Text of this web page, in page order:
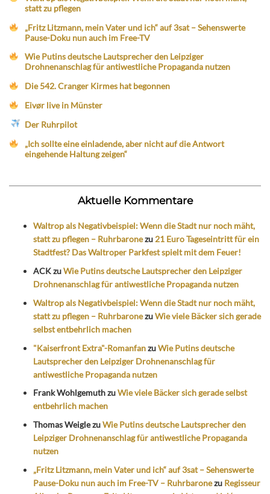
statt zu pflegen
„Fritz Litzmann, mein Vater und ich“ auf 3sat – Sehenswerte
Pause-Doku nun auch im Free-TV
Wie Putins deutsche Lautsprecher den Leipziger
Drohnenanschlag für antiwestliche Propaganda nutzen
Die 542. Cranger Kirmes hat begonnen
Eivør live in Münster
Der Ruhrpilot
„Ich sollte eine einladende, aber nicht auf die Antwort
eingehende Haltung zeigen“
Aktuelle Kommentare
Waltrop als Negativbeispiel: Wenn die Stadt nur noch mäht,
statt zu pflegen – Ruhrbaronezu 21 Euro Tageseintritt für ein
Stadtfest? Das Waltroper Parkfest spielt mit dem Feuer!
ACKzuWie Putins deutsche Lautsprecher den Leipziger
Drohnenanschlag für antiwestliche Propaganda nutzen
Waltrop als Negativbeispiel: Wenn die Stadt nur noch mäht,
statt zu pflegen – RuhrbaronezuWie viele Bäcker sich gerade
selbst entbehrlich machen
"Kaiserfront Extra"-RomanfanzuWie Putins deutsche
Lautsprecher den Leipziger Drohnenanschlag für
antiwestliche Propaganda nutzen
Frank WohlgemuthzuWie viele Bäcker sich gerade selbst
entbehrlich machen
Thomas WeiglezuWie Putins deutsche Lautsprecher den
Leipziger Drohnenanschlag für antiwestliche Propaganda
nutzen
„Fritz Litzmann, mein Vater und ich“ auf 3sat – Sehenswerte
Pause-Doku nun auch im Free-TV – Ruhrbaronezu Regisseur